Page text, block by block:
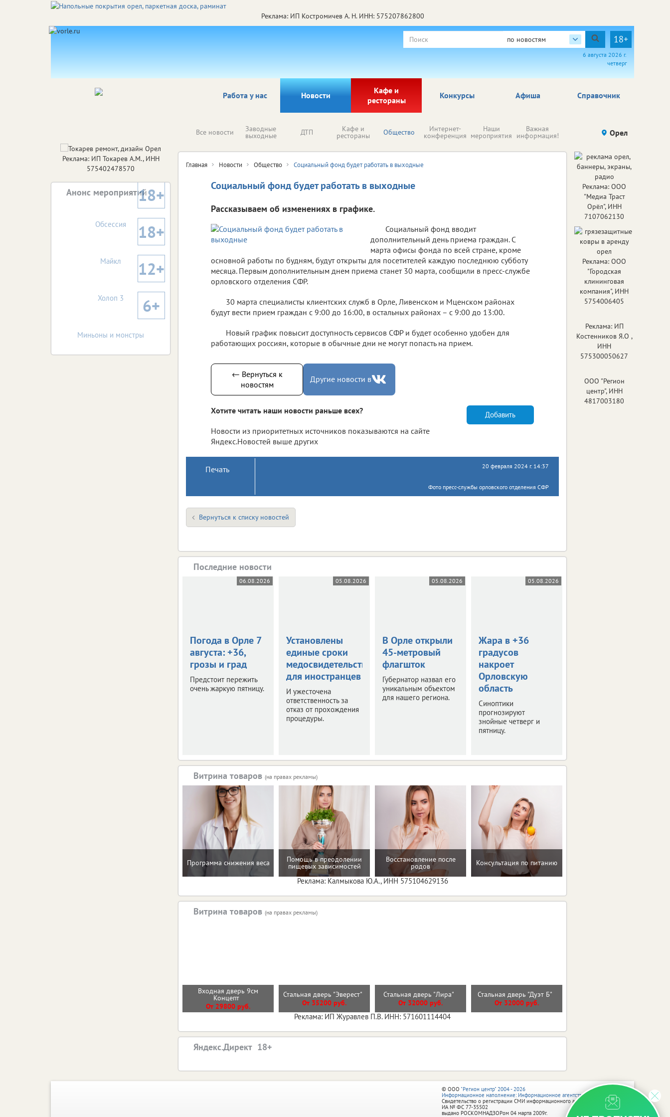
Реклама: ИП Костромичев А. Н. ИНН: 575207862800
по новостям 18+
6 августа 2026 г.
четверг
Работа у нас Новости
Кафе и
рестораны
Афиша Справочник
Конкурсы
Все новости Заводные
выходные ДТП Кафе и
рестораны Общество Интернет-
конференция
Наши
мероприятия
Важная
информация! Происшествия Здоровье
Орел
Главная Новости Общество Социальный фонд будет работать в выходные
Социальный фонд будет работать в выходные
Рассказываем об изменениях в графике.
Социальный фонд вводит
дополнительный день приема граждан. С
марта офисы фонда по всей стране, кроме
основной работы по будням, будут открыты для посетителей каждую последнюю субботу
месяца. Первым дополнительным днем приема станет 30 марта, сообщили в пресс-службе
орловского отделения СФР.
30 марта специалисты клиентских служб в Орле, Ливенском и Мценском районах
будут вести прием граждан с 9:00 до 16:00, в остальных районах – с 9:00 до 13:00.
Новый график повысит доступность сервисов СФР и будет особенно удобен для
работающих россиян, которые в обычные дни не могут попасть на прием.
← Вернуться к
новостям
Другие новости в
Хотите читать наши новости раньше всех?
Новости из приоритетных источников показываются на сайте
Яндекс.Новостей выше других
Добавить
Печать 20 февраля 2024 г. 14:37
Фото пресс-службы орловского отделения СФР
Вернуться к списку новостей
Последние новости
06.08.2026
Погода в Орле 7
августа: +36,
грозы и град
Предстоит пережить
очень жаркую пятницу.
05.08.2026
Установлены
единые сроки
медосвидетельствования
для иностранцев
И ужесточена
ответственность за
отказ от прохождения
процедуры.
05.08.2026
В Орле открыли
45-метровый
флагшток
Губернатор назвал его
уникальным объектом
для нашего региона.
05.08.2026
Жара в +36
градусов
накроет
Орловскую
область
Синоптики
прогнозируют
знойные четверг и
пятницу.
Витрина товаров (на правах рекламы)
Программа снижения веса Помощь в преодолении
пищевых зависимостей
Восстановление после
родов Консультация по питанию
Реклама: Калмыкова Ю.А., ИНН 575104629136
Витрина товаров (на правах рекламы)
Входная дверь 9см
Концепт
От 29800 руб.
Стальная дверь "Эверест"
От 35200 руб.
Стальная дверь "Лира"
От 32000 руб.
Стальная дверь "Дуэт Б"
От 32000 руб.
Реклама: ИП Журавлев П.В. ИНН: 571601114404
Яндекс.Директ
Реклама: ИП Токарев А.М., ИНН
575402478570
Анонс мероприятий18+
Обсессия 18+
Майкл 12+
Холоп 3 6+
Миньоны и монстры
Реклама: ООО
"Медиа Траст
Орёл", ИНН
7107062130
Реклама: ООО
"Городская
клининговая
компания", ИНН
5754006405
Реклама: ИП
Костенников Я.О ,
ИНН
575300050627
ООО "Регион
центр", ИНН
4817003180
© ООО "Регион центр" 2004 - 2026
Информационное наполнение: Информационное агентство vRossii.ru
Свидетельство о регистрации СМИ информационного агентства vRossii.ru
ИА № ФС 77‑35502
выдано РОСКОМНАДЗОРом 04 марта 2009г.